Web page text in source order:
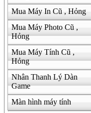
Mua Máy In Cũ , Hỏng
Mua Máy Photo Cũ ,
Hỏng
Mua Máy Tính Cũ ,
Hỏng
Nhân Thanh Lý Dàn
Game
Màn hình máy tính